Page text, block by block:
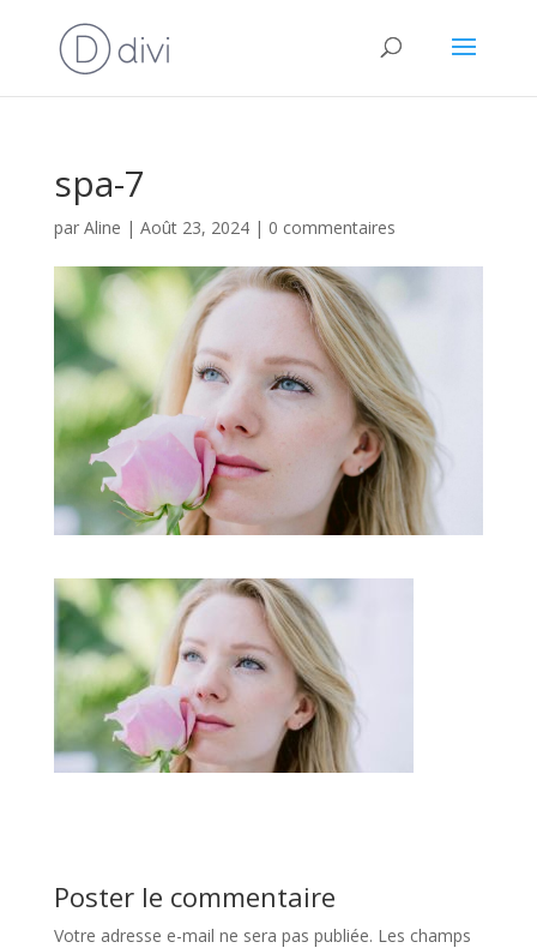
spa-7
par Aline | Août 23, 2024| 0 commentaires
Poster le commentaire
Votre adresse e-mail ne sera pas publiée. Les champs